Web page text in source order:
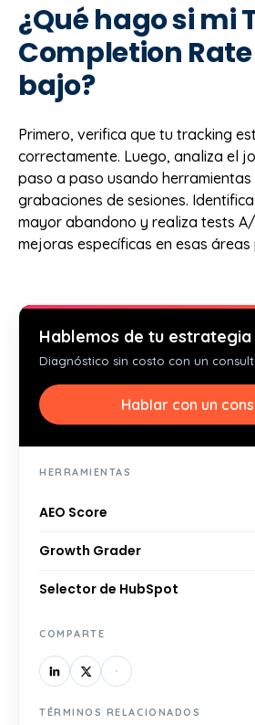
¿Qué hago si mi
Completion
bajo?
Primero, verifica que tu tracking
correctamente. Luego, analiza el
paso a paso usando
grabaciones de sesiones.
mayor abandono y realiza tests
mejoras específicas en esas
Hablemos de tu estrategia
Diagnóstico sin costo con un
Hablar con un
HERRAMIENTAS
AEO Score
Growth Grader
Selector de HubSpot
COMPARTE
TÉRMINOS RELACIONADOS